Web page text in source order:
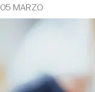
05 MARZO